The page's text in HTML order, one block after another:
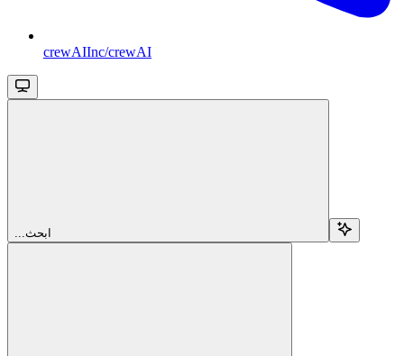
crewAIInc/crewAI
...ابحث